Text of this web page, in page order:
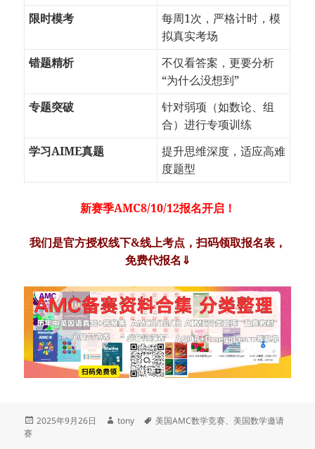
限时模考
每周1次，严格计时，模
拟真实考场
错题精析
不仅看答案，更要分析
“为什么没想到”
专题突破
针对弱项（如数论、组
合）进行专项训练
学习AIME真题
提升思维深度，适应高难
度题型
新赛季AMC8/10/12报名开启！
我们是官方授权线下&线上考点，扫码领取报名表，
免费代报名⇓
发
2025年9月26日
作
tony
标
美国AMC数学竞赛、美国数学邀请
赛